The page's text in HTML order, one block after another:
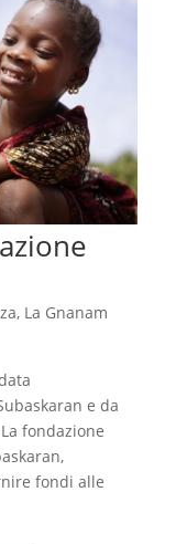
, La Gnanam
e da
fondazione
fondi alle